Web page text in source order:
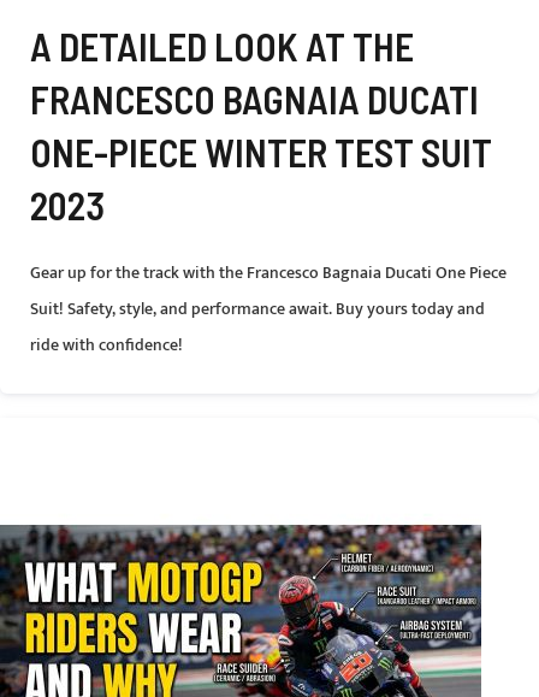
A DETAILED LOOK AT THE
FRANCESCO BAGNAIA DUCATI
ONE-PIECE WINTER TEST SUIT
2023
Gear up for the track with the Francesco Bagnaia Ducati One Piece
Suit! Safety, style, and performance await. Buy yours today and
ride with confidence!